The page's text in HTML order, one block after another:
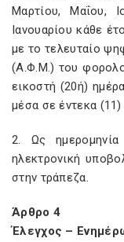
Μαρτίου, Μαΐου,
Ιανουαρίου κάθε
με το τελευταίο
(Α.Φ.Μ.) του
εικοστή (20ή)
μέσα σε έντεκα (11)
2. Ως
ηλεκτρονική
στην τράπεζα.
Άρθρο 4
Έλεγχος –